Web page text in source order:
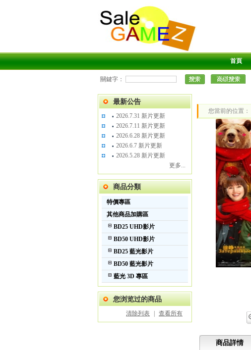
首頁
關鍵字：
最新公告
2026.7.31 新片更新
2026.7.11 新片更新
2026.6.28 新片更新
2026.6.7 新片更新
2026.5.28 新片更新
更多...
商品分類
特價專區
其他商品加購區
BD25 UHD影片
BD50 UHD影片
BD25 藍光影片
BD50 藍光影片
藍光 3D 專區
您浏览过的商品
清除列表 查看所有
您當前的位置：
商品詳情